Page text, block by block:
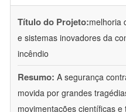
Título do Projeto:melhoria
e sistemas inovadores da
incêndio
Resumo: A segurança
movida por grandes
movimentações científicas